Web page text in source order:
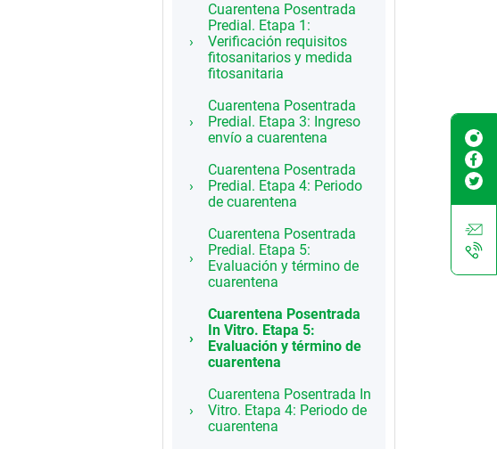
Cuarentena Posentrada
Predial. Etapa 1:
Verificación requisitos
fitosanitarios y medida
fitosanitaria
Cuarentena Posentrada
Predial. Etapa 3: Ingreso
envío a cuarentena
Cuarentena Posentrada
Predial. Etapa 4: Periodo
de cuarentena
Cuarentena Posentrada
Predial. Etapa 5:
Evaluación y término de
cuarentena
Cuarentena Posentrada
In Vitro. Etapa 5:
Evaluación y término de
cuarentena
Cuarentena Posentrada In
Vitro. Etapa 4: Periodo de
cuarentena